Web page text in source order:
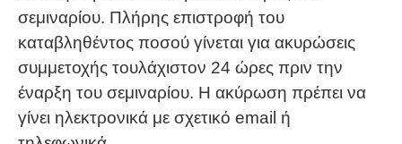
σεμιναρίου. Πλήρης επιστροφή του
καταβληθέντος ποσού γίνεται για ακυρώσεις
συμμετοχής τουλάχιστον 24 ώρες πριν την
έναρξη του σεμιναρίου. Η ακύρωση πρέπει να
γίνει ηλεκτρονικά με σχετικό email ή